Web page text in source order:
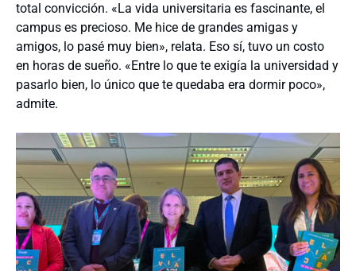
total convicción. «La vida universitaria es fascinante, el
campus es precioso. Me hice de grandes amigas y
amigos, lo pasé muy bien», relata. Eso sí, tuvo un costo
en horas de sueño. «Entre lo que te exigía la universidad y
pasarlo bien, lo único que te quedaba era dormir poco»,
admite.